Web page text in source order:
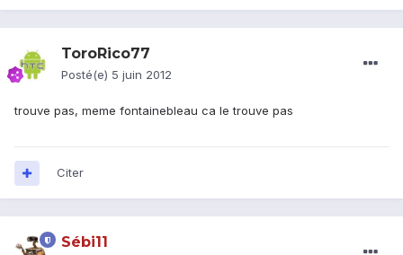
ToroRico77
Posté(e) 5 juin 2012
trouve pas, meme fontainebleau ca le trouve pas
Citer
Sébi11